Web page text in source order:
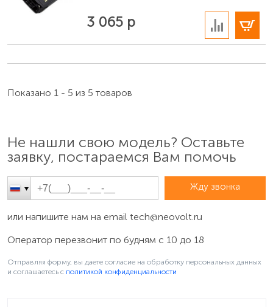
3 065 р
Показано 1 - 5 из 5 товаров
Не нашли свою модель? Оставьте
заявку, постараемся Вам помочь
Жду звонка
или напишите нам на email tech@neovolt.ru
Оператор перезвонит по будням с 10 до 18
Отправляя форму, вы даете согласие на обработку персональных данных
и соглашаетесь c политикой конфиденциальности